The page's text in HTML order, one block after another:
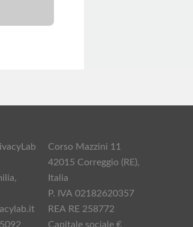
Corso Mazzini 11
42015 Correggio (RE),
Italia
P. IVA 02182620357
REA RE 258772
Capitale sociale €